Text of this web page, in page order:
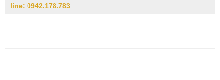
line: 0942.178.783